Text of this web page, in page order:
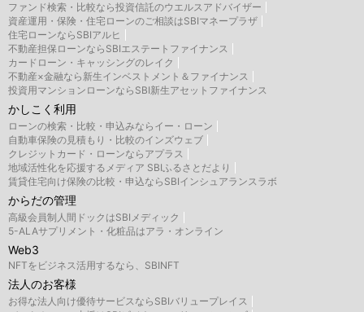
ファンド検索・比較なら投資信託のウエルスアドバイザー
資産運用・保険・住宅ローンのご相談はSBIマネープラザ
住宅ローンならSBIアルヒ
不動産担保ローンならSBIエステートファイナンス
カードローン・キャッシングのレイク
不動産×金融なら新生インベストメント＆ファイナンス
投資用マンションローンならSBI新生アセットファイナンス
かしこく利用
ローンの検索・比較・申込みならイー・ローン
自動車保険の見積もり・比較のインズウェブ
クレジットカード・ローンならアプラス
地域活性化を応援するメディア SBIふるさとだより
賃貸住宅向け保険の比較・申込ならSBIインシュアランスラボ
からだの管理
高級会員制人間ドックはSBIメディック
5-ALAサプリメント・化粧品はアラ・オンライン
Web3
NFTをビジネス活用するなら、SBINFT
法人のお客様
お得な法人向け優待サービスならSBIバリュープレイス